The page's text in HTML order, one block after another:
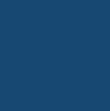
in a new window)